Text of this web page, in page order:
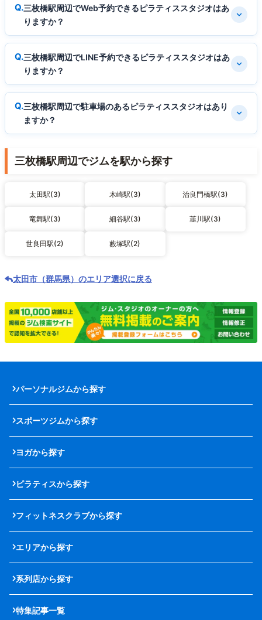
三枚橋駅周辺でWeb予約できるピラティススタジオはあ
りますか？
三枚橋駅周辺でLINE予約できるピラティススタジオはあ
りますか？
三枚橋駅周辺で駐車場のあるピラティススタジオはあり
ますか？
三枚橋駅周辺でジムを駅から探す
太田駅(3) 木崎駅(3) 治良門橋駅(3)
竜舞駅(3) 細谷駅(3) 韮川駅(3)
世良田駅(2) 藪塚駅(2)
太田市（群馬県）のエリア選択に戻る
パーソナルジムから探す
スポーツジムから探す
ヨガから探す
ピラティスから探す
フィットネスクラブから探す
エリアから探す
系列店から探す
特集記事一覧